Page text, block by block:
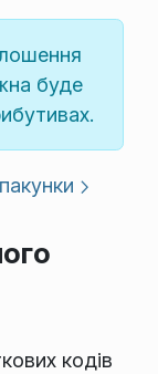
буде
кодів